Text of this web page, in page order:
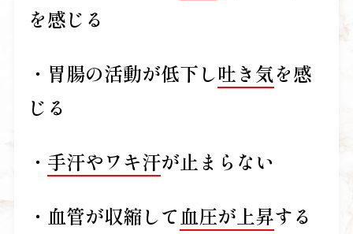
を感じる
・胃腸の活動が低下し吐き気を感
じる
・ 手汗やワキ汗が止まらない
・血管が収縮して 血圧が上昇する